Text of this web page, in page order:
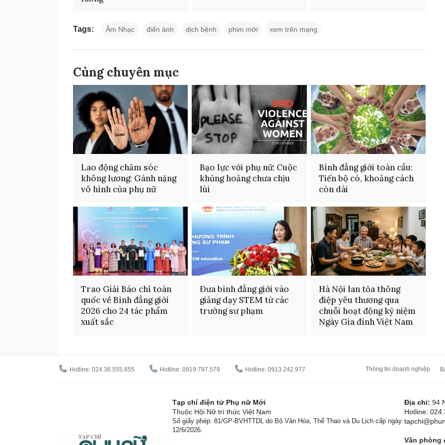
Tags: Âm Nhạc điển ảnh dịch bệnh phim mới xem trên mạng
Cùng chuyên mục
Lao động chăm sóc
không lương: Gánh nặng
vô hình của phụ nữ
Bạo lực với phụ nữ: Cuộc
khủng hoảng chưa chịu
lùi
Bình đẳng giới toàn cầu:
Tiến bộ có, khoảng cách
còn dài
Trao Giải Báo chí toàn
quốc về Bình đẳng giới
2026 cho 24 tác phẩm
xuất sắc
Đưa bình đẳng giới vào
giảng dạy STEM từ các
trường sư phạm
Hà Nội lan tỏa thông
điệp yêu thương qua
chuỗi hoạt động kỷ niệm
Ngày Gia đình Việt Nam
Hotline: 024.36.555.655 Hotline: 0919.797.579 Hotline: 0913.242.977 Thông tin doanh nghiệp
Tạp chí điện tử Phụ nữ Mới
Thuộc Hội Nữ trí thức Việt Nam
Số giấy phép: 81/GP-BVHTTDL do Bộ Văn Hóa, Thể Thao và Du Lịch cấp ngày
12/6/2026.
Địa chỉ: 94
Hotline:
Văn phòng